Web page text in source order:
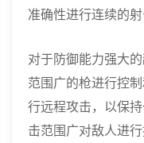
准确性进行连续的
对于防御能力强大
范围广的枪进行控
行远程攻击，以保
击范围广对敌人进